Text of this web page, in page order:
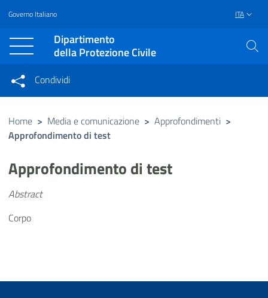
Vai al contenuto principale
Raggiungi il piè di pagina
Governo Italiano ITA
Dipartimento
della Protezione Civile
Condividi su Facebook
Condividi su Twitter
Condividi su LinkedIn
Condividi
Condividi sui social network
Home > Media e comunicazione > Approfondimenti >
Approfondimento di test
Approfondimento di test
Abstract
Corpo